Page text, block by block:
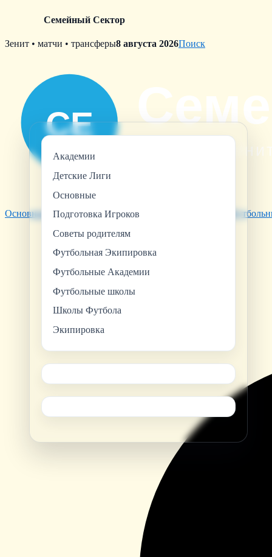
Семейный Сектор
Skip
Зенит • матчи • трансферы8 августа 2026Поиск
Основные Советы родителямФутбольная Экипировка
Академии
Детские Лиги
Основные
Подготовка Игроков
Советы родителям
Футбольная Экипировка
Футбольные Академии
Футбольные школы
Школы Футбола
Экипировка